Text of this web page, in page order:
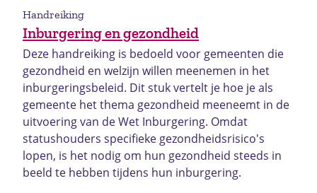
Inburgering en gezondheid
Handreiking
Deze handreiking is bedoeld voor gemeenten die
gezondheid en welzijn willen meenemen in het
inburgeringsbeleid. Dit stuk vertelt je hoe je als
gemeente het thema gezondheid meeneemt in de
uitvoering van de Wet Inburgering. Omdat
statushouders specifieke gezondheidsrisico's
lopen, is het nodig om hun gezondheid steeds in
beeld te hebben tijdens hun inburgering.